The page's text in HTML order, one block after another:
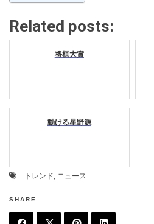
Related posts:
将棋大賞
動ける星野源
トレンド, ニュース
SHARE